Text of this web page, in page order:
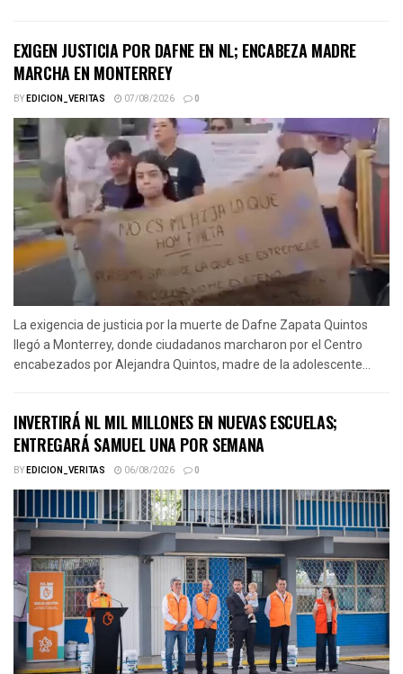
EXIGEN JUSTICIA POR DAFNE EN NL; ENCABEZA MADRE
MARCHA EN MONTERREY
BYEDICION_VERITAS 07/08/2026 0
La exigencia de justicia por la muerte de Dafne Zapata Quintos
llegó a Monterrey, donde ciudadanos marcharon por el Centro
encabezados por Alejandra Quintos, madre de la adolescente...
INVERTIRÁ NL MIL MILLONES EN NUEVAS ESCUELAS;
ENTREGARÁ SAMUEL UNA POR SEMANA
BYEDICION_VERITAS 06/08/2026 0